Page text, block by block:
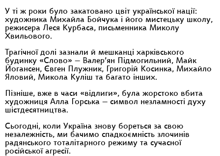
У ті ж роки було закатовано цвіт української нації:
художника Михайла Бойчука і його мистецьку школу,
режисера Леся Курбаса, письменника Миколу
Хвильового.
Трагічної долі зазнали й мешканці харківського
будинку «Слово» — Валер’ян Підмогильний, Майк
Йогансен, Євген Плужник, Григорій Косинка, Михайло
Яловий, Микола Куліш та багато інших.
Пізніше, вже в часи «відлиги», була жорстоко вбита
художниця Алла Горська — символ незламності духу
шістдесятництва.
Сьогодні, коли Україна знову бореться за свою
незалежність, ми бачимо спадкоємність злочинів
радянського тоталітарного режиму та сучасної
російської агресії.